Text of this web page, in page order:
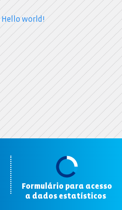
Hello world!
Formulário para acesso
a dados estatísticos